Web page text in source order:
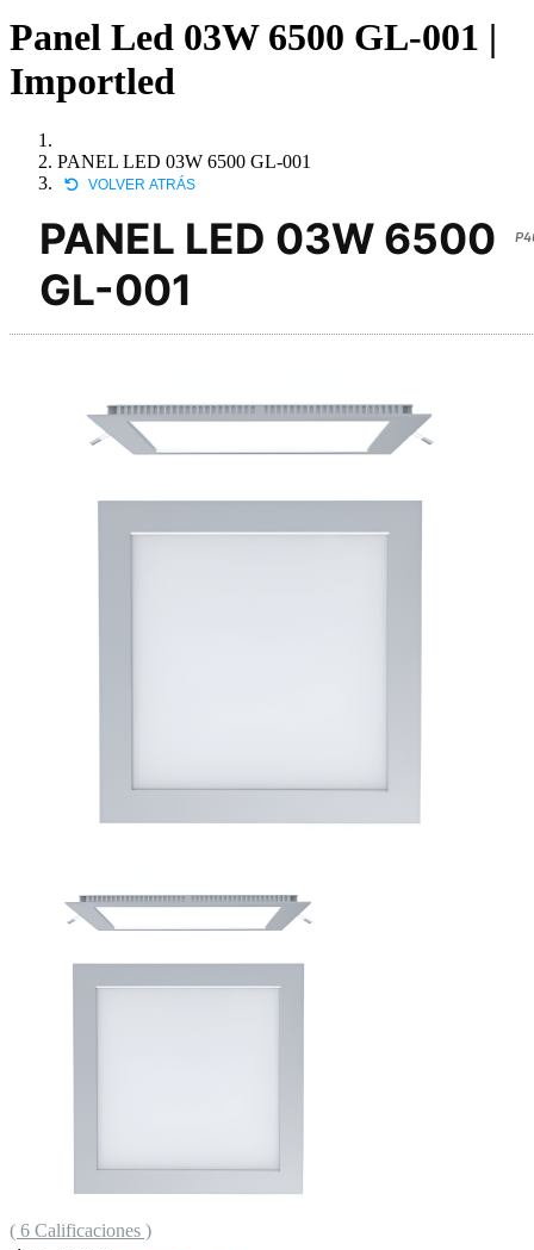
Panel Led 03W 6500 GL-001 |
Importled
PANEL LED 03W 6500 GL-001
VOLVER ATRÁS
PANEL LED 03W 6500
GL-001
( 6 Calificaciones )